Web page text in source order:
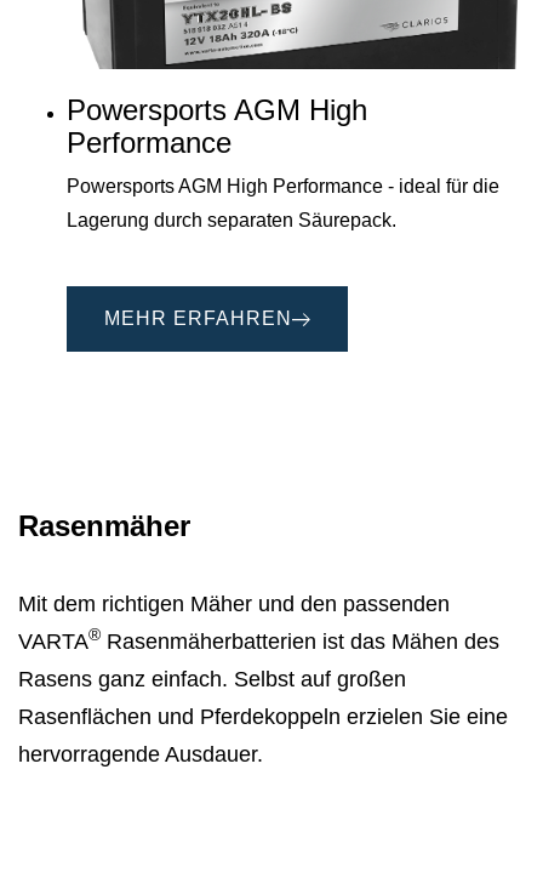
Powersports AGM High
Performance
Powersports AGM High Performance - ideal für die
Lagerung durch separaten Säurepack.
MEHR ERFAHREN
Rasenmäher
Mit dem richtigen Mäher und den passenden
VARTA® Rasenmäherbatterien ist das Mähen des
Rasens ganz einfach. Selbst auf großen
Rasenflächen und Pferdekoppeln erzielen Sie eine
hervorragende Ausdauer.